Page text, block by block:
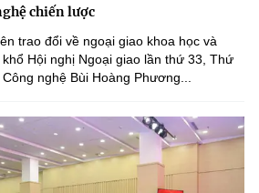
chiến lược
trao đổi về ngoại giao khoa học và
Hội nghị Ngoại giao lần thứ 33, Thứ
nghệ Bùi Hoàng Phương...